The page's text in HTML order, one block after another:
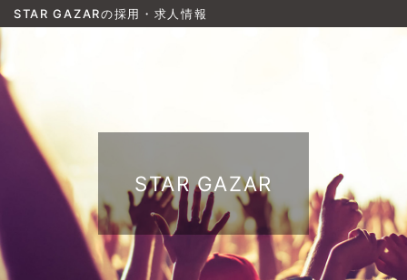
STAR GAZARの採用・求人情報
STAR GAZAR